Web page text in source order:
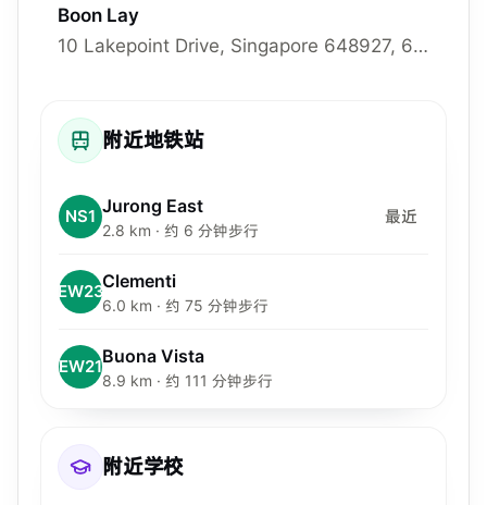
Boon Lay
10 Lakepoint Drive, Singapore 648927, 648927
附近地铁站
NS1 Jurong East
2.8 km · 约 6 分钟步行
最近
EW23Clementi
6.0 km · 约 75 分钟步行
EW21Buona Vista
8.9 km · 约 111 分钟步行
附近学校